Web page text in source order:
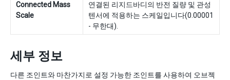
Connected Mass
Scale
연결된 리지드바디의 반전 질량 및 관성
텐서에 적용하는 스케일입니다(0.00001
- 무한대).
세부 정보
다른 조인트와 마찬가지로 설정 가능한 조인트를 사용하여 오브젝